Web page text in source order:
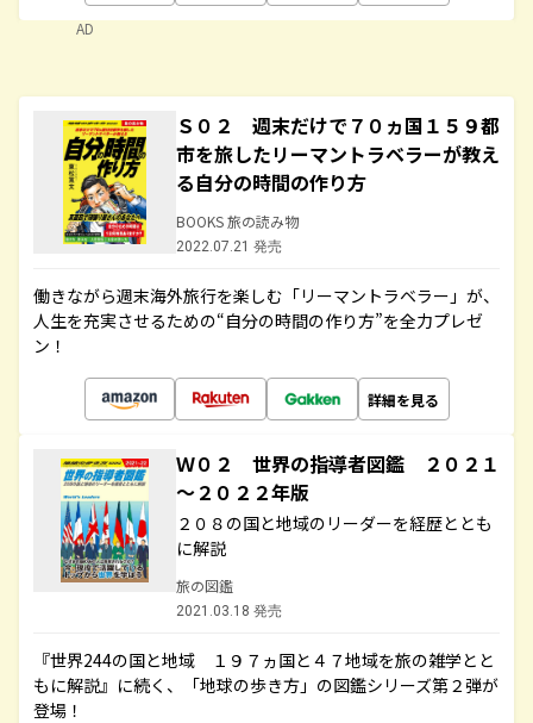
AD
Ｓ０２ 週末だけで７０ヵ国１５９都
市を旅したリーマントラベラーが教え
る自分の時間の作り方
BOOKS 旅の読み物
2022.07.21 発売
働きながら週末海外旅行を楽しむ「リーマントラベラー」が、
人生を充実させるための“自分の時間の作り方”を全力プレゼ
ン！
詳細を見る
Ｗ０２ 世界の指導者図鑑 ２０２１
～２０２２年版
２０８の国と地域のリーダーを経歴ととも
に解説
旅の図鑑
2021.03.18 発売
『世界244の国と地域 １９７ヵ国と４７地域を旅の雑学とと
もに解説』に続く、「地球の歩き方」の図鑑シリーズ第２弾が
登場！